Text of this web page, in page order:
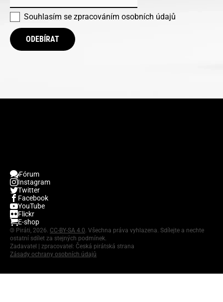
Souhlasím se zpracováním osobních údajů
ODEBÍRAT
Fórum
Instagram
Twitter
Facebook
YouTube
Flickr
E-shop
© Piráti, 2026. CC-BY-SA 4.0 . Všechna práva vyhlazena. Sdílejte a nechte
ostatní sdílet za stejných podmínek.
Zadavatel | zpracovatel: Česká pirátská strana
Zásady ochrany osobních údajů